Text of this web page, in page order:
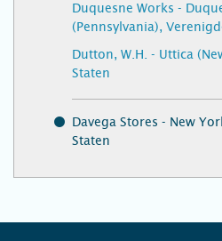
Duquesne Works -
(Pennsylvania),
Dutton, W.H. - Uttica
Staten
Davega Stores - New
Staten